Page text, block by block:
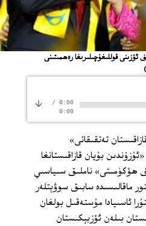
ئۆزىنى قوللىغۇچىلىرىغا رەھمىتىنى
0:00
/
0:00
تەتقىقاتى»
بۇيان قازاقىستانغا
ھۆكۈمىتى» ناملىق سىياسىي
ماقالىسىدە سابىق سوۋېتلەر
ئاسىيادا مۇستەقىل بولغان
بىلەن ئۆزبېكىستان